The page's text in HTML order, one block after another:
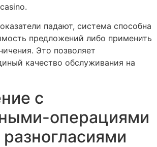
падают, система способна
предложений либо применить
Это позволяет
качество обслуживания на
с
операциями